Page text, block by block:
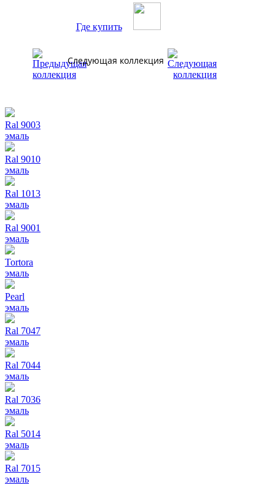
Где купить
Следующая коллекция
Ral 9003
эмаль
Ral 9010
эмаль
Ral 1013
эмаль
Ral 9001
эмаль
Tortora
эмаль
Pearl
эмаль
Ral 7047
эмаль
Ral 7044
эмаль
Ral 7036
эмаль
Ral 5014
эмаль
Ral 7015
эмаль